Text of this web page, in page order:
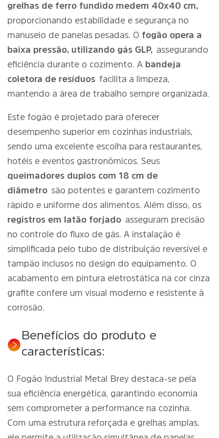
grelhas de ferro fundido medem 40x40 cm,
proporcionando estabilidade e segurança no
manuseio de panelas pesadas. O fogão opera a
baixa pressão, utilizando gás GLP, assegurando
eficiência durante o cozimento. A bandeja
coletora de resíduos facilita a limpeza,
mantendo a área de trabalho sempre organizada.
Este fogão é projetado para oferecer
desempenho superior em cozinhas industriais,
sendo uma excelente escolha para restaurantes,
hotéis e eventos gastronômicos. Seus
queimadores duplos com 18 cm de
diâmetro são potentes e garantem cozimento
rápido e uniforme dos alimentos. Além disso, os
registros em latão forjado asseguram precisão
no controle do fluxo de gás. A instalação é
simplificada pelo tubo de distribuição reversível e
tampão inclusos no design do equipamento. O
acabamento em pintura eletrostática na cor cinza
grafite confere um visual moderno e resistente à
corrosão.
Benefícios do produto e
características:
O Fogão Industrial Metal Brey destaca-se pela
sua eficiência energética, garantindo economia
sem comprometer a performance na cozinha.
Com uma estrutura reforçada e grelhas amplas,